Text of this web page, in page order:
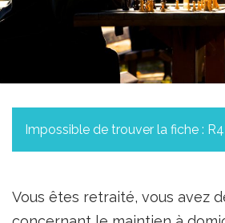
Impossible de trouver la fiche :
Vous êtes retraité, vous avez